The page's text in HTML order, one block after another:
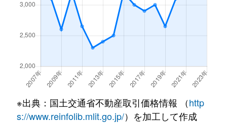
※出典：国土交通省不動産取引価格情報 （http
s://www.reinfolib.mlit.go.jp/）を加工して作成